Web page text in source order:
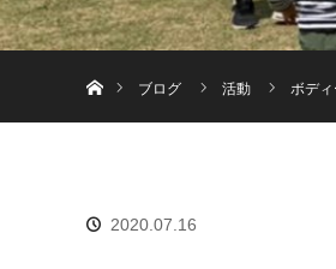
ブログ
活動 ボデ
2020.07.16